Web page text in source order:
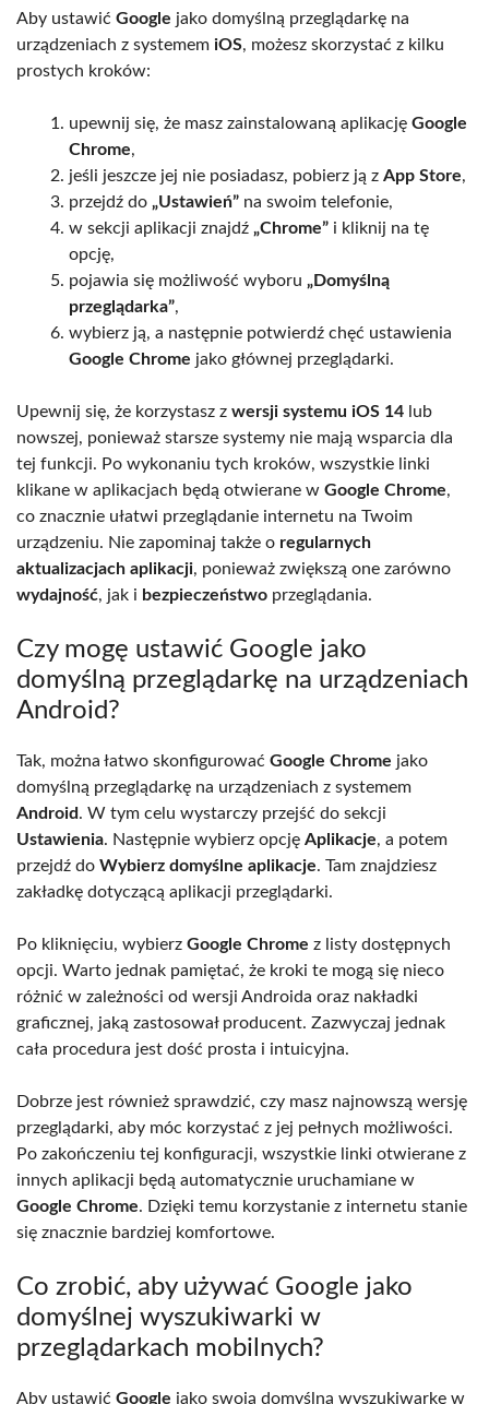
Aby ustawić Google jako domyślną przeglądarkę na
urządzeniach z systemem iOS, możesz skorzystać z kilku
prostych kroków:
upewnij się, że masz zainstalowaną aplikację Google
Chrome,
jeśli jeszcze jej nie posiadasz, pobierz ją z App Store,
przejdź do „Ustawień” na swoim telefonie,
w sekcji aplikacji znajdź „Chrome” i kliknij na tę
opcję,
pojawia się możliwość wyboru „Domyślną
przeglądarka”,
wybierz ją, a następnie potwierdź chęć ustawienia
Google Chrome jako głównej przeglądarki.
Upewnij się, że korzystasz z wersji systemu iOS 14 lub
nowszej, ponieważ starsze systemy nie mają wsparcia dla
tej funkcji. Po wykonaniu tych kroków, wszystkie linki
klikane w aplikacjach będą otwierane w Google Chrome,
co znacznie ułatwi przeglądanie internetu na Twoim
urządzeniu. Nie zapominaj także o regularnych
aktualizacjach aplikacji, ponieważ zwiększą one zarówno
wydajność, jak i bezpieczeństwo przeglądania.
Czy mogę ustawić Google jako
domyślną przeglądarkę na urządzeniach
Android?
Tak, można łatwo skonfigurować Google Chrome jako
domyślną przeglądarkę na urządzeniach z systemem
Android. W tym celu wystarczy przejść do sekcji
Ustawienia. Następnie wybierz opcję Aplikacje, a potem
przejdź do Wybierz domyślne aplikacje. Tam znajdziesz
zakładkę dotyczącą aplikacji przeglądarki.
Po kliknięciu, wybierz Google Chrome z listy dostępnych
opcji. Warto jednak pamiętać, że kroki te mogą się nieco
różnić w zależności od wersji Androida oraz nakładki
graficznej, jaką zastosował producent. Zazwyczaj jednak
cała procedura jest dość prosta i intuicyjna.
Dobrze jest również sprawdzić, czy masz najnowszą wersję
przeglądarki, aby móc korzystać z jej pełnych możliwości.
Po zakończeniu tej konfiguracji, wszystkie linki otwierane z
innych aplikacji będą automatycznie uruchamiane w
Google Chrome. Dzięki temu korzystanie z internetu stanie
się znacznie bardziej komfortowe.
Co zrobić, aby używać Google jako
domyślnej wyszukiwarki w
przeglądarkach mobilnych?
Aby ustawić Google jako swoją domyślną wyszukiwarkę w